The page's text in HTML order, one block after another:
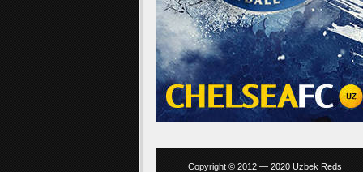
Copyright © 2012 — 2020 Uzbek Reds